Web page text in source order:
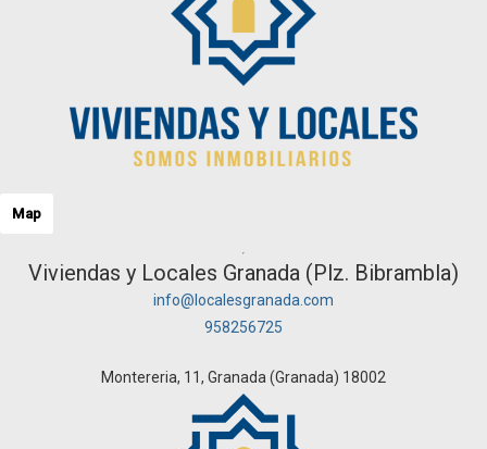
Map
Viviendas y Locales Granada (Plz. Bibrambla)
info@localesgranada.com
958256725
Montereria, 11, Granada (Granada) 18002